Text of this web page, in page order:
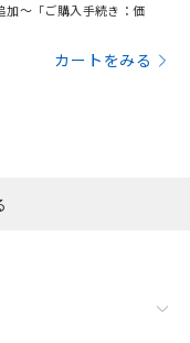
加～「ご購入手続き：価
カートをみる